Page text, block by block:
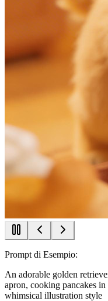
Prompt di Esempio:
An adorable golden
apron, cooking pancakes
whimsical illustration style